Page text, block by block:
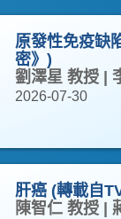
原發性免疫缺
密》)
劉澤星 教授 |
2026-07-30
肝癌 (轉載自
陳智仁 教授 |